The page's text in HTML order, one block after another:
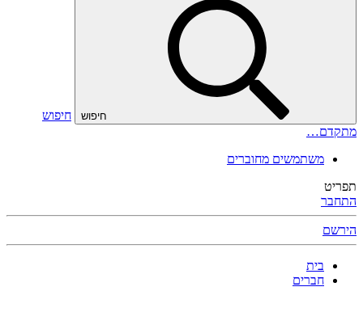
חיפוש
חיפוש
מתקדם…
משתמשים מחוברים
תפריט
התחבר
הירשם
בית
חברים